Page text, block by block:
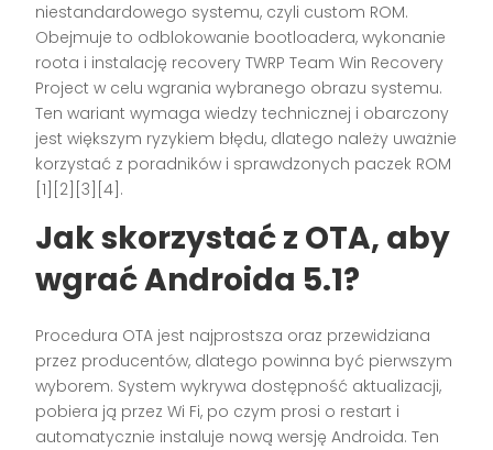
niestandardowego systemu, czyli custom ROM.
Obejmuje to odblokowanie bootloadera, wykonanie
roota i instalację recovery TWRP Team Win Recovery
Project w celu wgrania wybranego obrazu systemu.
Ten wariant wymaga wiedzy technicznej i obarczony
jest większym ryzykiem błędu, dlatego należy uważnie
korzystać z poradników i sprawdzonych paczek ROM
[1][2][3][4].
Jak skorzystać z OTA, aby
wgrać Androida 5.1?
Procedura OTA jest najprostsza oraz przewidziana
przez producentów, dlatego powinna być pierwszym
wyborem. System wykrywa dostępność aktualizacji,
pobiera ją przez Wi Fi, po czym prosi o restart i
automatycznie instaluje nową wersję Androida. Ten